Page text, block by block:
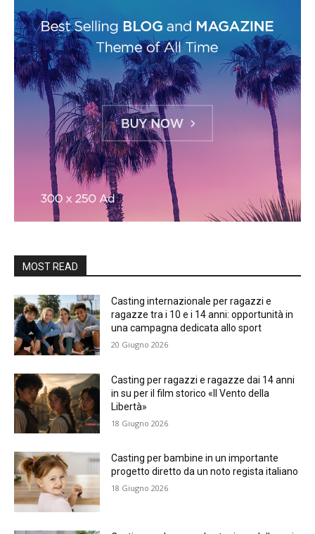
MOST READ
Casting internazionale per ragazzi e
ragazze tra i 10 e i 14 anni: opportunità in
una campagna dedicata allo sport
20 Giugno 2026
Casting per ragazzi e ragazze dai 14 anni
in su per il film storico «Il Vento della
Libertà»
18 Giugno 2026
Casting per bambine in un importante
progetto diretto da un noto regista italiano
18 Giugno 2026